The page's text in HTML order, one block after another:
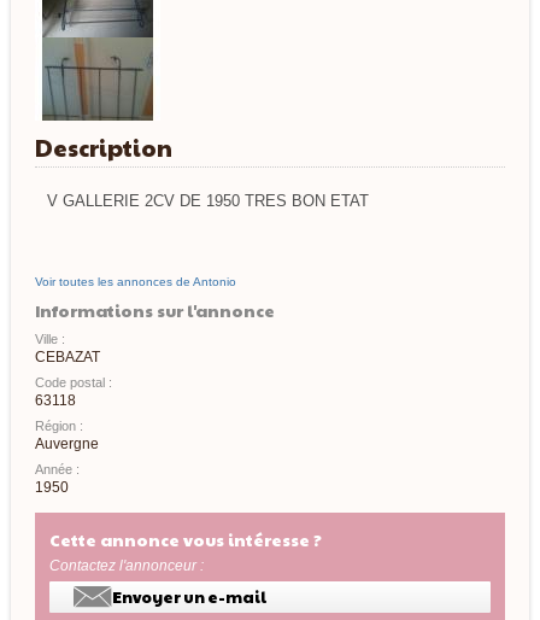
Description
V GALLERIE 2CV DE 1950 TRES BON ETAT
Voir toutes les annonces de Antonio
Informations sur l'annonce
Ville :
CEBAZAT
Code postal :
63118
Région :
Auvergne
Année :
1950
Cette annonce vous intéresse ?
Contactez l'annonceur :
Envoyer un e-mail